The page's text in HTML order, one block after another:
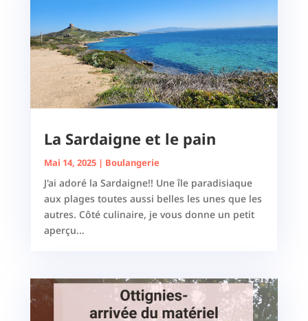
La Sardaigne et le pain
Mai 14, 2025| Boulangerie
J'ai adoré la Sardaigne!! Une île paradisiaque
aux plages toutes aussi belles les unes que les
autres. Côté culinaire, je vous donne un petit
aperçu...